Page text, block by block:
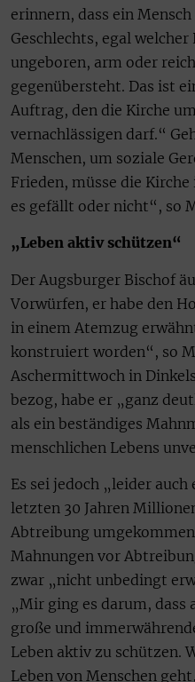
erinnern, dass ein
Geschlechts, egal
ungeboren, arm oder
gegenübersteht. Das ist
Auftrag, den die Kirche
vernachlässigen darf.“
Menschen, um soziale
Frieden, müsse die
es gefällt oder nicht“, so
„Leben aktiv schützen“
Der Augsburger Bischof
Vorwürfen, er habe den
in einem Atemzug
konstruiert worden“, so
Aschermittwoch in
bezog, habe er „ganz
als ein beständiges
menschlichen Lebens
Es sei jedoch „leider auch
letzten 30 Jahren
Abtreibung
Mahnungen vor
zwar „nicht unbedingt
„Mir ging es darum, dass
große und
Leben aktiv zu schützen.
Leben von Menschen